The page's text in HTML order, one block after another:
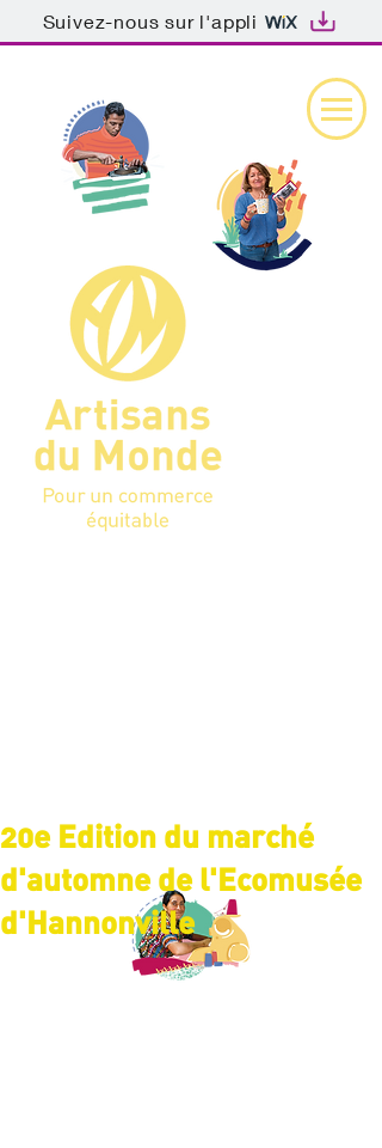
Suivez-nous sur l'appli
20e Edition du marché
d'automne de l'Ecomusée
d'Hannonville